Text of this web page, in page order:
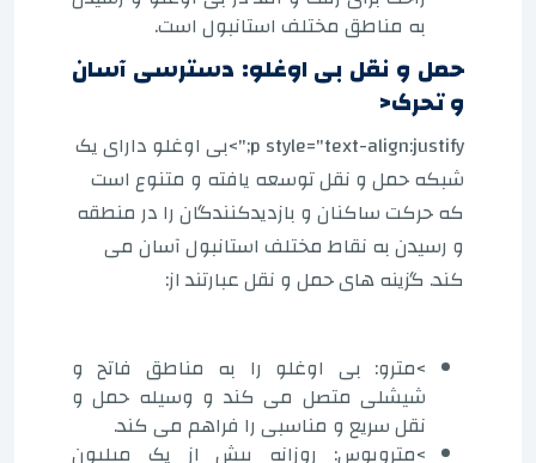
به مناطق مختلف استانبول است.
حمل و نقل بی اوغلو: دسترسی آسان
و تحرک<
p style="text-align:justify;">بی اوغلو دارای یک
شبکه حمل و نقل توسعه یافته و متنوع است
که حرکت ساکنان و بازدیدکنندگان را در منطقه
و رسیدن به نقاط مختلف استانبول آسان می
کند. گزینه های حمل و نقل عبارتند از:
>مترو: بی اوغلو را به مناطق فاتح و
شیشلی متصل می کند و وسیله حمل و
نقل سریع و مناسبی را فراهم می کند.
>متروبوس: روزانه بیش از یک میلیون